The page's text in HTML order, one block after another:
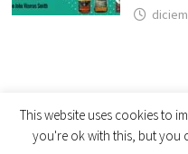
Copyright © 2026
This website uses cookies to
you're ok with this, but you